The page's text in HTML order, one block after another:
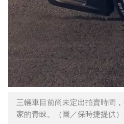
三輛車目前尚未定出拍賣時間
家的青睞。（圖／保時捷提供）